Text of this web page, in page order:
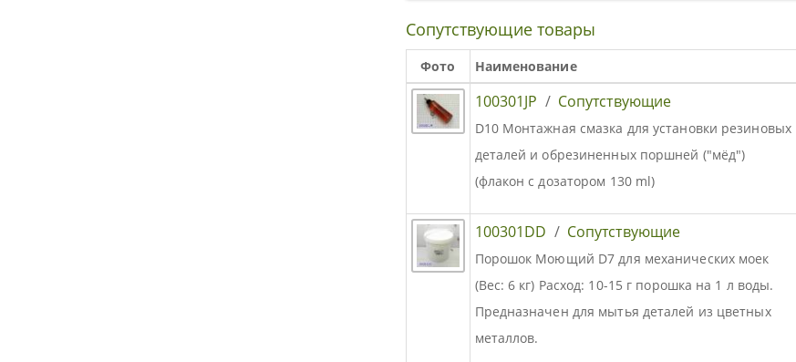
Сопутствующие товары
Фото Наименование
100301JP / Сопутствующие
D10 Монтажная смазка для установки резиновых
деталей и обрезиненных поршней ("мёд")
(флакон с дозатором 130 ml)
100301DD / Сопутствующие
Порошок Моющий D7 для механических моек
(Вес: 6 кг) Расход: 10-15 г порошка на 1 л воды.
Предназначен для мытья деталей из цветных
металлов.